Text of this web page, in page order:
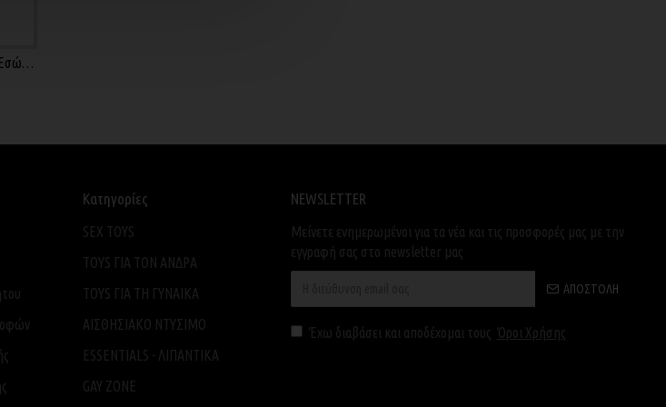
Envy Low Rise Jockstrap - Εσώρουχο Κόκκινο
Κατηγορίες
SEX TOYS
TOYS ΓΙΑ ΤΟΝ ΑΝΔΡΑ
TOYS ΓΙΑ ΤH ΓΥΝΑΙΚΑ
ΑΙΣΘΗΣΙΑΚΟ ΝΤΥΣΙΜΟ
ESSENTIALS - ΛΙΠΑΝΤΙΚΑ
GAY ZONE
NEWSLETTER
Μείνετε ενημερωμένοι για τα νέα και τις προσφορές μας με την
εγγραφή σας στο newsletter μας
ΑΠΟΣΤΟΛΉ
Έχω διαβάσει και αποδέχομαι τους Όροι Χρήσης